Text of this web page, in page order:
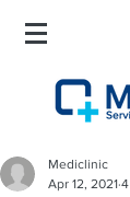
Mediclinic
Apr 12, 2021